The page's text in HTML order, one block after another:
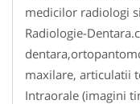
medicilor radiologi
Radiologie-
maxilare, articulatii
Intraorale (imagini